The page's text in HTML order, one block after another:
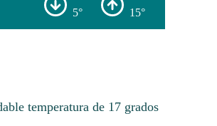
5° 15°
temperatura de 17 grados